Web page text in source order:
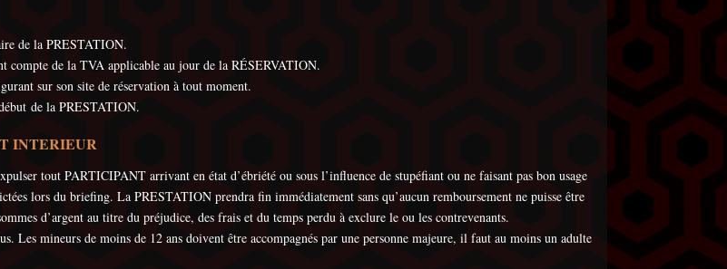
de la PRESTATION.
compte de la TVA applicable au jour de la RÉSERVATION.
sur son site de réservation à tout moment.
de la PRESTATION.
INTERIEUR
tout PARTICIPANT arrivant en état d’ébriété ou sous l’influence de stupéfiant ou ne faisant pas bon usage
lors du briefing. La PRESTATION prendra fin immédiatement sans qu’aucun remboursement ne puisse être
d’argent au titre du préjudice, des frais et du temps perdu à exclure le ou les contrevenants.
Les mineurs de moins de 12 ans doivent être accompagnés par une personne majeure, il faut au moins un adulte